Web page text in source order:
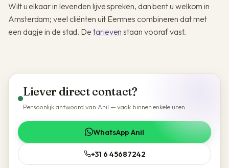
Wilt u elkaar in levenden lijve spreken, dan bent u welkom in
Amsterdam; veel cliënten uit Eemnes combineren dat met
een dagje in de stad. De tarieven staan vooraf vast.
Liever direct contact?
Persoonlijk antwoord van Anil — vaak binnen enkele uren.
WhatsApp Anil
+31 6 45687242